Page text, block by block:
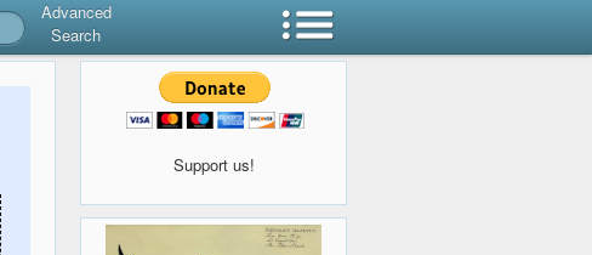
Advanced
Search
Support us!